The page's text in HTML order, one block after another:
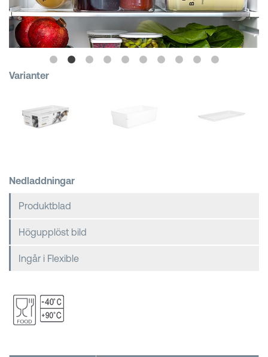
Kundkorgar
Varianter
Nedladdningar
Produktblad
Högupplöst bild
Ingår i Flexible